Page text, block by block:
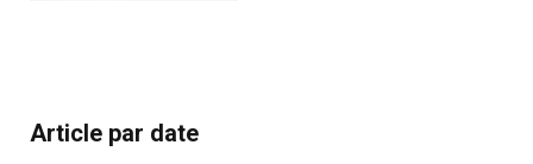
Article par date